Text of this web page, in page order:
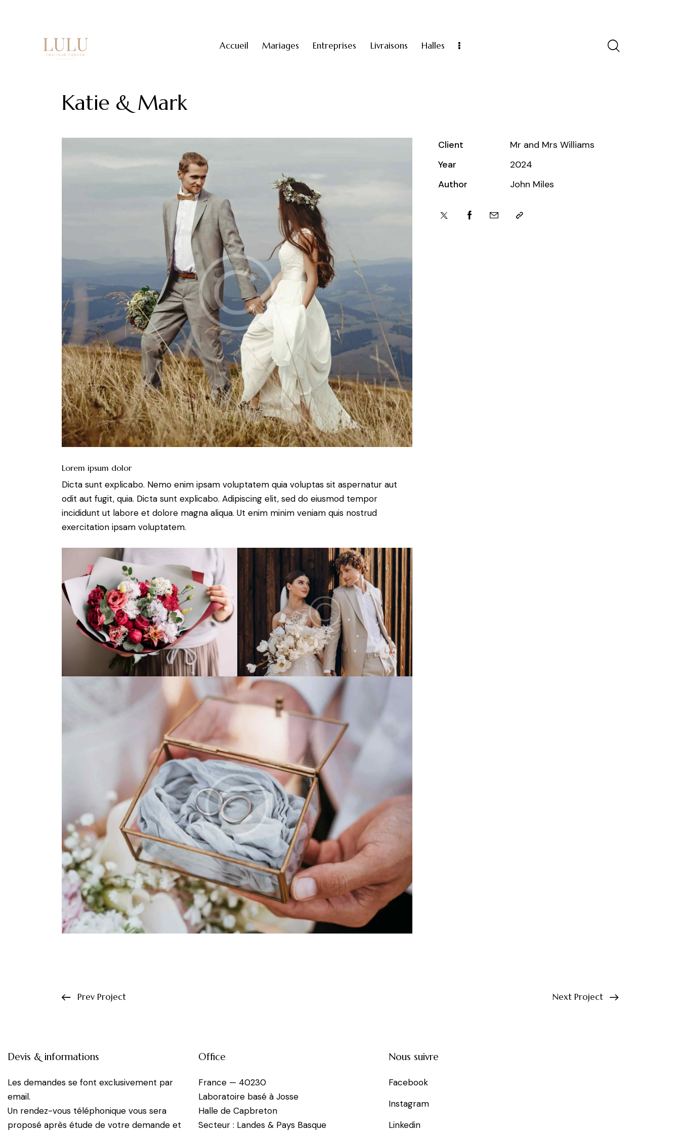
Accueil Mariages Entreprises Livraisons Halles
Katie & Mark
Lorem ipsum dolor
Dicta sunt explicabo. Nemo enim ipsam voluptatem quia voluptas sit aspernatur aut
odit aut fugit, quia. Dicta sunt explicabo. Adipiscing elit, sed do eiusmod tempor
incididunt ut labore et dolore magna aliqua. Ut enim minim veniam quis nostrud
exercitation ipsam voluptatem.
Client
Mr and Mrs Williams
Year
2024
Author
John Miles
Prev Project Next Project
Devis & informations
Les demandes se font exclusivement par
email.
Un rendez-vous téléphonique vous sera
proposé après étude de votre demande et
Office
France — 40230
Laboratoire basé à Josse
Halle de Capbreton
Secteur : Landes & Pays Basque
Nous suivre
Facebook
Instagram
Linkedin